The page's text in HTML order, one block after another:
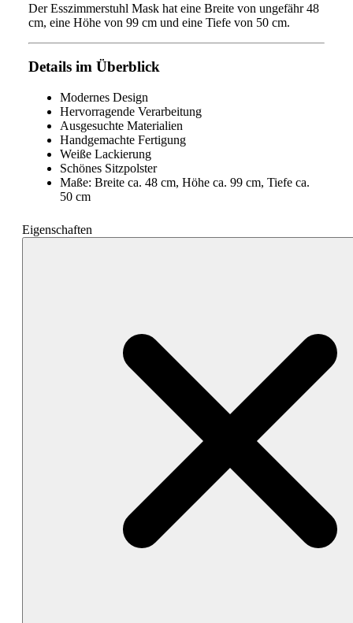
Der Esszimmerstuhl Mask hat eine Breite von ungefähr 48
cm, eine Höhe von 99 cm und eine Tiefe von 50 cm.
Details im Überblick
Modernes Design
Hervorragende Verarbeitung
Ausgesuchte Materialien
Handgemachte Fertigung
Weiße Lackierung
Schönes Sitzpolster
Maße: Breite ca. 48 cm, Höhe ca. 99 cm, Tiefe ca.
50 cm
Eigenschaften